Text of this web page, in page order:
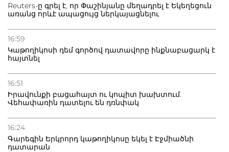
Reuters-ը գրել է, որ Փաշինյանը մեղադրել է Եկեղեցուն
առանց որևէ ապացույց ներկայացնելու
16:59
Կաթողիկոսի դեմ գործով դատավորը ինքնաբացարկ է
հայտնել
16:51
Իրավունքի բացահայտ ու կոպիտ խախտում.
Վեհափառին դատելու են դռնփակ
16:24
Գարեգին Երկրորդ կաթողիկոսը եկել է Էջմիածնի
դատարան